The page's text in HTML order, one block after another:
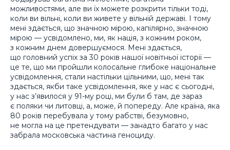
можливостями, але ви їх можете розкрити тільки тоді,
коли ви вільні, коли ви живете у вільній державі. І тому
мені здається, що значною мірою, капілярно, значною
мірою — усвідомлено, ми, як нація, з кожним роком,
з кожним днем довершуємося. Мені здається,
що головний успіх за 30 років нашої новітньої історії —
це те, що ми пройшли колосальне глибоке національне
усвідомлення, стали настільки цільними, що, мені так
здається, якби таке усвідомлення, яке у нас є сьогодні,
у нас з’явилося у 91-му році, ми були б там, де зараз
є поляки чи литовці, а, може, й попереду. Але країна, яка
80 років перебувала у тому рабстві, безумовно,
не могла на це претендувати — занадто багато у нас
забрала московська частина геноциду.